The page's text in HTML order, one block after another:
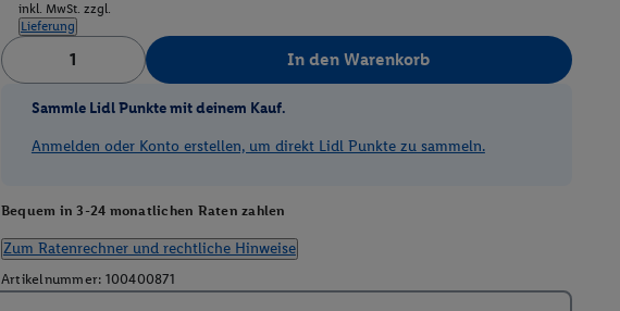
inkl. MwSt. zzgl.
Lieferung
In den Warenkorb
Sammle Lidl Punkte mit deinem Kauf.
Anmelden oder Konto erstellen, um direkt Lidl Punkte zu sammeln.
Bequem in 3-24 monatlichen Raten zahlen
Zum Ratenrechner und rechtliche Hinweise
Artikelnummer: 100400871